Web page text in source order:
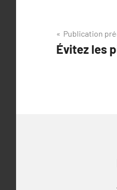
de
Publication
Évitez les